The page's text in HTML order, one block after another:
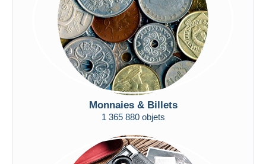
Appliquer
Monnaies & Billets
1 365 880 objets